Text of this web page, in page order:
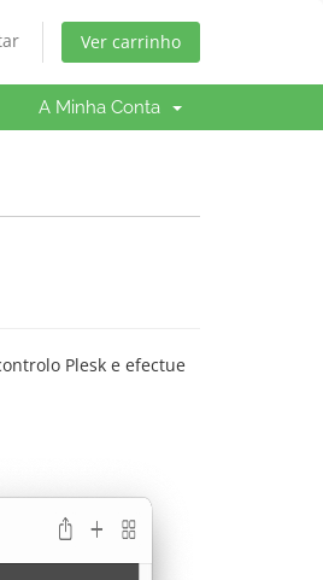
Ver carrinho
A Minha Conta
Plesk e efectue